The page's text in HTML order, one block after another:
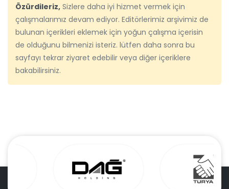
Özürdileriz, Sizlere daha iyi hizmet vermek için
çalışmalarımız devam ediyor. Editörlerimiz arşivimiz de
bulunan içerikleri eklemek için yoğun çalışma içerisin
de olduğunu bilmenizi isteriz. lütfen daha sonra bu
sayfayı tekrar ziyaret edebilir veya diğer içeriklere
bakabilirsiniz.